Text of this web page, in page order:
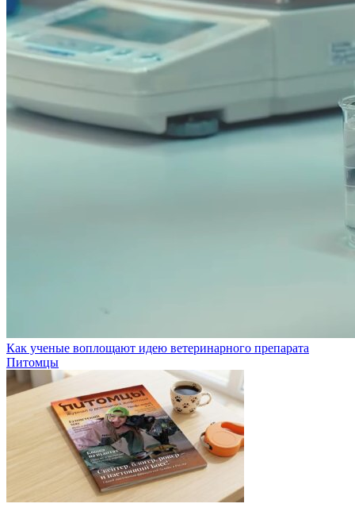
Как ученые воплощают идею ветеринарного препарата
Питомцы